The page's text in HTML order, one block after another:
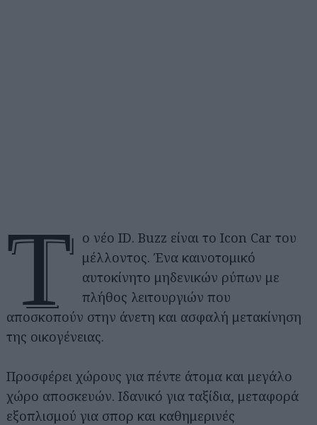
Τ
ο νέο ID. Buzz είναι το Icon Car του
μέλλοντος. Ένα καινοτομικό
αυτοκίνητο μηδενικών ρύπων με
πλήθος λειτουργιών που
αποσκοπούν στην άνετη και ασφαλή μετακίνηση
της οικογένειας.
Προσφέρει χώρους για πέντε άτομα και μεγάλο
χώρο αποσκευών. Ιδανικό για ταξίδια, μεταφορά
εξοπλισμού για σπορ και καθημερινές